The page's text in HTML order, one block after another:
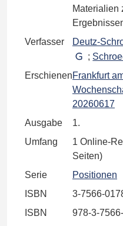
Materialien
Verfasser
Deutz-
;
ErschienenFrankfurt
20260617
Ausgabe
1.
Umfang
1 Online-
Seiten)
Serie
Positionen
ISBN
3-7566-
ISBN
978-3-